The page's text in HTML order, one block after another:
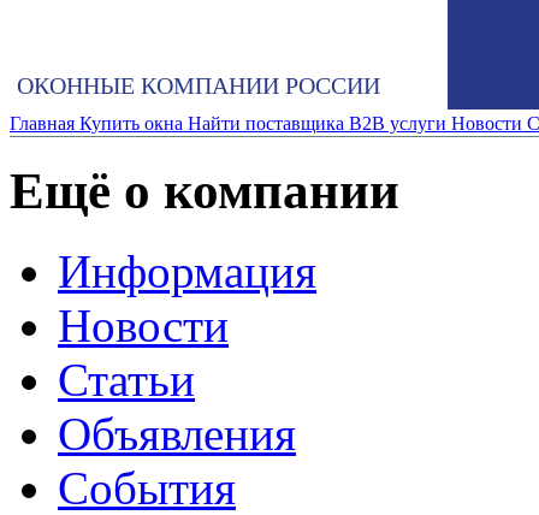
ОКОННЫЕ КОМПАНИИ РОССИИ
Главная Купить окна Найти поставщика B2B услуги Новости
Ещё о компании
Информация
Новости
Статьи
Объявления
События